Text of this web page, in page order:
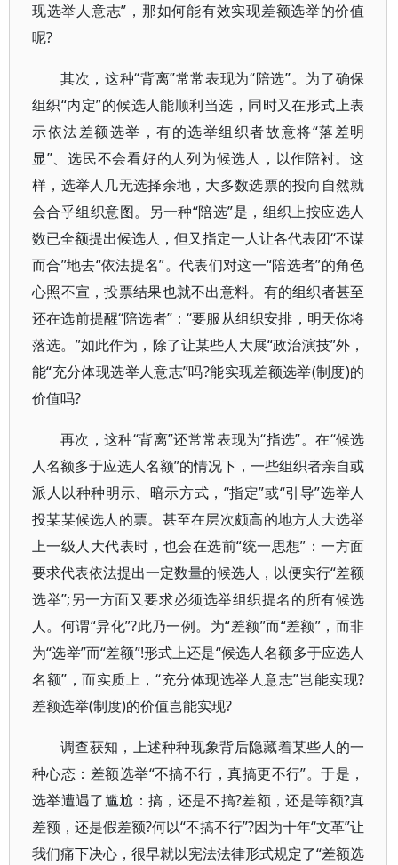
现选举人意志”，那如何能有效实现差额选举的价值
呢?
其次，这种“背离”常常表现为“陪选”。为了确保
组织“内定”的候选人能顺利当选，同时又在形式上表
示依法差额选举，有的选举组织者故意将“落差明
显”、选民不会看好的人列为候选人，以作陪衬。这
样，选举人几无选择余地，大多数选票的投向自然就
会合乎组织意图。另一种“陪选”是，组织上按应选人
数已全额提出候选人，但又指定一人让各代表团“不谋
而合”地去“依法提名”。代表们对这一“陪选者”的角色
心照不宣，投票结果也就不出意料。有的组织者甚至
还在选前提醒“陪选者”：“要服从组织安排，明天你将
落选。”如此作为，除了让某些人大展“政治演技”外，
能“充分体现选举人意志”吗?能实现差额选举(制度)的
价值吗?
再次，这种“背离”还常常表现为“指选”。在“候选
人名额多于应选人名额”的情况下，一些组织者亲自或
派人以种种明示、暗示方式，“指定”或“引导”选举人
投某某候选人的票。甚至在层次颇高的地方人大选举
上一级人大代表时，也会在选前“统一思想”：一方面
要求代表依法提出一定数量的候选人，以便实行“差额
选举”;另一方面又要求必须选举组织提名的所有候选
人。何谓“异化”?此乃一例。为“差额”而“差额”，而非
为“选举”而“差额”!形式上还是“候选人名额多于应选人
名额”，而实质上，“充分体现选举人意志”岂能实现?
差额选举(制度)的价值岂能实现?
调查获知，上述种种现象背后隐藏着某些人的一
种心态：差额选举“不搞不行，真搞更不行”。于是，
选举遭遇了尴尬：搞，还是不搞?差额，还是等额?真
差额，还是假差额?何以“不搞不行”?因为十年“文革”让
我们痛下决心，很早就以宪法法律形式规定了“差额选